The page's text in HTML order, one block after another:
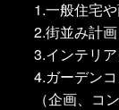
1.一般住宅
2.街並み計画
3.インテリ
4.ガーデン
（企画、コ